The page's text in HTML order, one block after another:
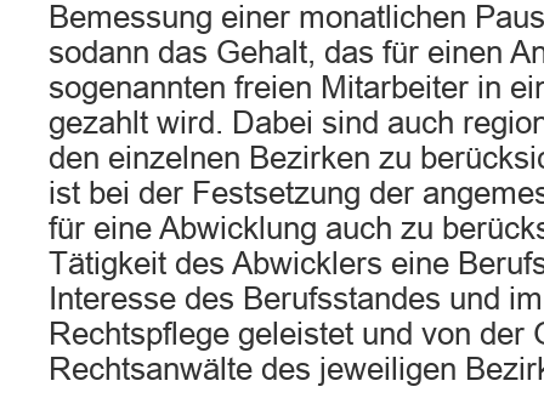
Bemessung einer monatlichen
sodann das Gehalt, das für einen
sogenannten freien Mitarbeiter in
gezahlt wird. Dabei sind auch
den einzelnen Bezirken zu
ist bei der Festsetzung der
für eine Abwicklung auch zu
Tätigkeit des Abwicklers eine
Interesse des Berufsstandes und
Rechtspflege geleistet und von der
Rechtsanwälte des jeweiligen